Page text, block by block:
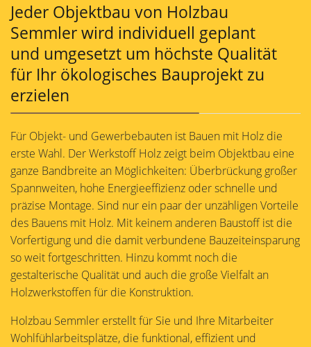
Jeder Objektbau von Holzbau
Semmler wird individuell geplant
und umgesetzt um höchste Qualität
für Ihr ökologisches Bauprojekt zu
erzielen
Für Objekt- und Gewerbebauten ist Bauen mit Holz die
erste Wahl. Der Werkstoff Holz zeigt beim Objektbau eine
ganze Bandbreite an Möglichkeiten: Überbrückung großer
Spannweiten, hohe Energieeffizienz oder schnelle und
präzise Montage. Sind nur ein paar der unzähligen Vorteile
des Bauens mit Holz. Mit keinem anderen Baustoff ist die
Vorfertigung und die damit verbundene Bauzeiteinsparung
so weit fortgeschritten. Hinzu kommt noch die
gestalterische Qualität und auch die große Vielfalt an
Holzwerkstoffen für die Konstruktion.
Holzbau Semmler erstellt für Sie und Ihre Mitarbeiter
Wohlfühlarbeitsplätze, die funktional, effizient und